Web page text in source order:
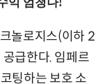
놀로지스(이하 2
급한다. 임페르
팅하는 보호 소